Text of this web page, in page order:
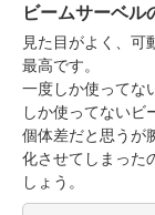
ビームサーベル
見た目がよく、可
最高です。
一度しか使ってな
しか使ってないビ
個体差だと思うが
化させてしまった
しょう。